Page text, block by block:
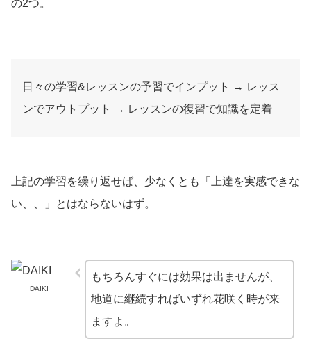
の2つ。
日々の学習&レッスンの予習でインプット → レッス
ンでアウトプット → レッスンの復習で知識を定着
上記の学習を繰り返せば、少なくとも「上達を実感できな
い、、」とはならないはず。
DAIKI
もちろんすぐには効果は出ませんが、
地道に継続すればいずれ花咲く時が来
ますよ。